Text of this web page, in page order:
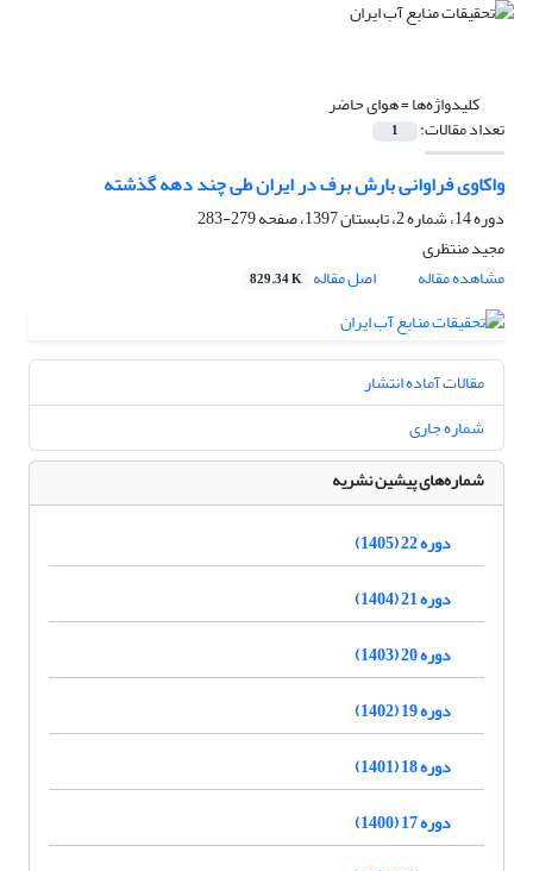
کلیدواژه‌ها =هوای حاضر
تعداد مقالات: 1
واکاوی فراوانی بارش برف در ایران طی چند دهه گذشته
دوره 14، شماره 2، تابستان 1397، صفحه
279-283
مجید منتظری
مشاهده مقاله
اصل مقاله 829.34 K
مقالات آماده انتشار
شماره جاری
شماره‌های پیشین نشریه
دوره 22 (1405)
دوره 21 (1404)
دوره 20 (1403)
دوره 19 (1402)
دوره 18 (1401)
دوره 17 (1400)